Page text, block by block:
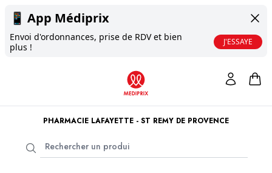
📱 App Médiprix
Envoi d'ordonnances, prise de RDV et bien
plus !
J'ESSAYE
PHARMACIE LAFAYETTE - ST REMY DE PROVENCE